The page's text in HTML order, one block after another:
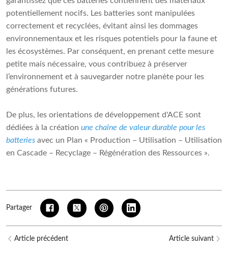
potentiellement nocifs. Les batteries sont manipulées
correctement et recyclées, évitant ainsi les dommages
environnementaux et les risques potentiels pour la faune et
les écosystèmes. Par conséquent, en prenant cette mesure
petite mais nécessaire, vous contribuez à préserver
l’environnement et à sauvegarder notre planète pour les
générations futures.
De plus, les orientations de développement d'ACE sont
dédiées à la création une chaîne de valeur durable pour les
batteries avec un Plan « Production – Utilisation – Utilisation
en Cascade – Recyclage – Régénération des Ressources ».
Partager
Article précédent Article suivant